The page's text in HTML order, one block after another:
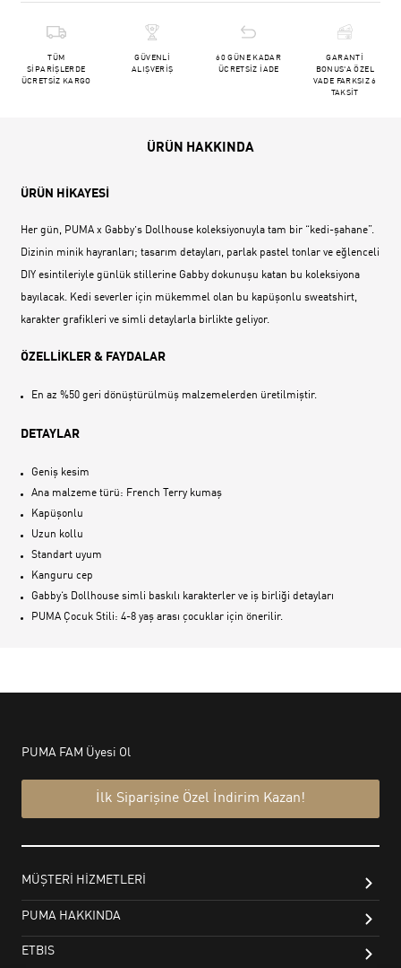
TÜM
SİPARİŞLERDE
ÜCRETSİZ KARGO
GÜVENLİ
ALIŞVERİŞ
60 GÜNE KADAR
ÜCRETSİZ İADE
GARANTİ
BONUS'A ÖZEL
VADE FARKSIZ 6
TAKSİT
ÜRÜN HAKKINDA
ÜRÜN HİKAYESİ
Her gün, PUMA x Gabby’s Dollhouse koleksiyonuyla tam bir “kedi-şahane”.
Dizinin minik hayranları; tasarım detayları, parlak pastel tonlar ve eğlenceli
DIY esintileriyle günlük stillerine Gabby dokunuşu katan bu koleksiyona
bayılacak. Kedi severler için mükemmel olan bu kapüşonlu sweatshirt,
karakter grafikleri ve simli detaylarla birlikte geliyor.
ÖZELLİKLER & FAYDALAR
En az %50 geri dönüştürülmüş malzemelerden üretilmiştir.
DETAYLAR
Geniş kesim
Ana malzeme türü: French Terry kumaş
Kapüşonlu
Uzun kollu
Standart uyum
Kanguru cep
Gabby‘s Dollhouse simli baskılı karakterler ve iş birliği detayları
PUMA Çocuk Stili: 4-8 yaş arası çocuklar için önerilir.